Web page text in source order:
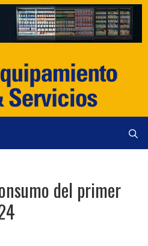
del primer